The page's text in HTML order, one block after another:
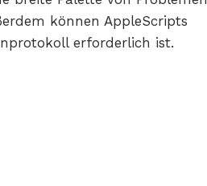
können AppleScripts
erforderlich ist.